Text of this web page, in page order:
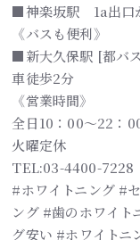
■神楽坂駅 1a出口
《バスも便利》
■新大久保駅 [都バ
車徒歩2分
《営業時間》
全日10：00～22：
火曜定休
TEL:03-4400-7228
#ホワイトニング #
ング #歯のホワイト
グ安い #ホワイトニ